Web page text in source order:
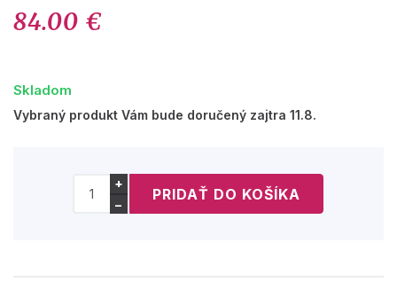
84.00 €
Skladom
Vybraný produkt Vám bude doručený zajtra 11.8.
+
−